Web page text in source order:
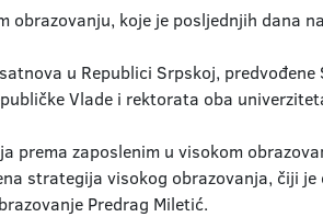
obrazovanju, koje je posljednjih dana
u Republici Srpskoj,
Vlade i rektorata oba
prema zaposlenim u visokom
strategija visokog obrazovanja, čiji
Predrag Miletić.